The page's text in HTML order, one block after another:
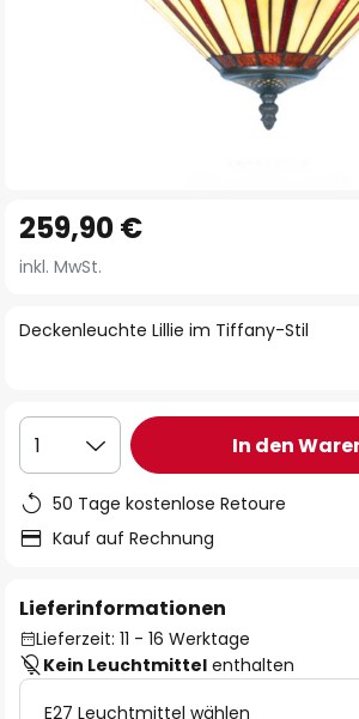
Anfang
der
springen
Deckenleuchte Lillie im Tiffany-Stil
259,90 €
inkl. MwSt.
1 In den
50 Tage kostenlose Retoure
Kauf auf Rechnung
Lieferinformationen
Lieferzeit: 11 - 16 Werktage
Kein Leuchtmittel enthalten
E27 Leuchtmittel wählen